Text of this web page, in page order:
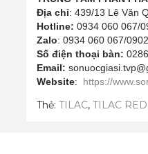
Địa chỉ: 439/13 Lê Văn
Hotline: 0934 060 067/
Zalo: 0934 060 067/
Số điện thoại bàn:
Email:
Website: https://
Thẻ: TILAC, TILAC